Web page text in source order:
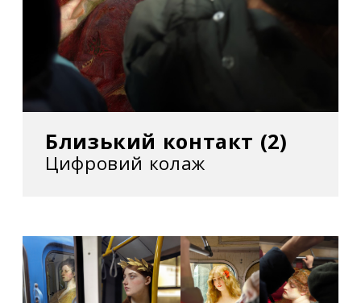
Близький контакт (2)
Цифровий колаж